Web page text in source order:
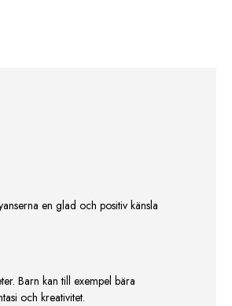
en glad och positiv känsla
Barn kan till exempel bära
och kreativitet.